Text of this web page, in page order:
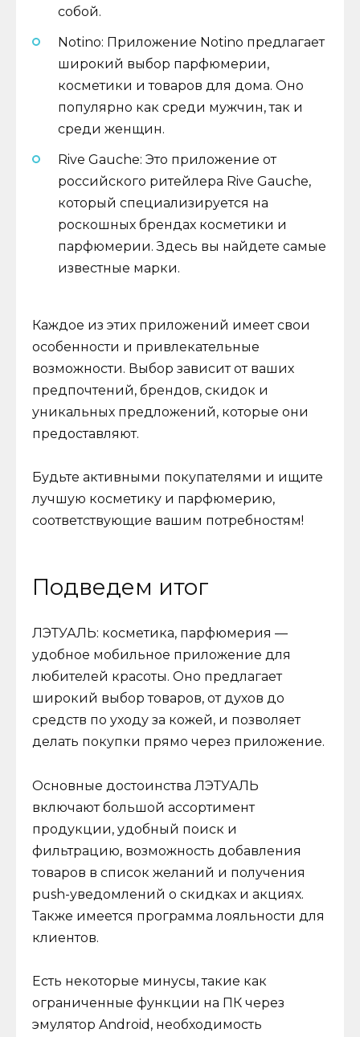
собой.
Notino: Приложение Notino предлагает
широкий выбор парфюмерии,
косметики и товаров для дома. Оно
популярно как среди мужчин, так и
среди женщин.
Rive Gauche: Это приложение от
российского ритейлера Rive Gauche,
который специализируется на
роскошных брендах косметики и
парфюмерии. Здесь вы найдете самые
известные марки.
Каждое из этих приложений имеет свои
особенности и привлекательные
возможности. Выбор зависит от ваших
предпочтений, брендов, скидок и
уникальных предложений, которые они
предоставляют.
Будьте активными покупателями и ищите
лучшую косметику и парфюмерию,
соответствующие вашим потребностям!
Подведем итог
ЛЭТУАЛЬ: косметика, парфюмерия —
удобное мобильное приложение для
любителей красоты. Оно предлагает
широкий выбор товаров, от духов до
средств по уходу за кожей, и позволяет
делать покупки прямо через приложение.
Основные достоинства ЛЭТУАЛЬ
включают большой ассортимент
продукции, удобный поиск и
фильтрацию, возможность добавления
товаров в список желаний и получения
push-уведомлений о скидках и акциях.
Также имеется программа лояльности для
клиентов.
Есть некоторые минусы, такие как
ограниченные функции на ПК через
эмулятор Android, необходимость